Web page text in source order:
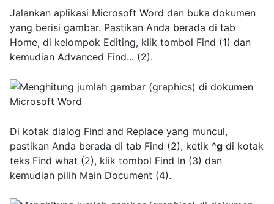
Jalankan aplikasi Microsoft Word dan buka dokumen
yang berisi gambar. Pastikan Anda berada di tab
Home, di kelompok Editing, klik tombol Find (1) dan
kemudian Advanced Find... (2).
Di kotak dialog Find and Replace yang muncul,
pastikan Anda berada di tab Find (2), ketik ^g di kotak
teks Find what (2), klik tombol Find In (3) dan
kemudian pilih Main Document (4).